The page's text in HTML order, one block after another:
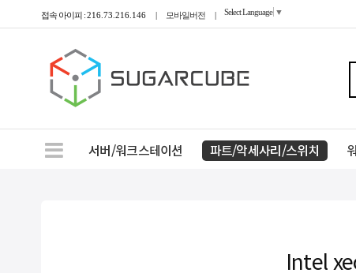
접속 아이피 :216.73.216.146 | 모바일버전 | Select Language ▼
서버/워크스테이션 파트/악세사리/스위치
Intel